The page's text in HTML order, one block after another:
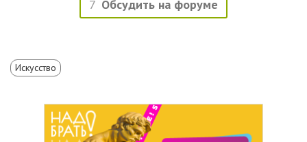
7 Обсудить на форуме
Искусство